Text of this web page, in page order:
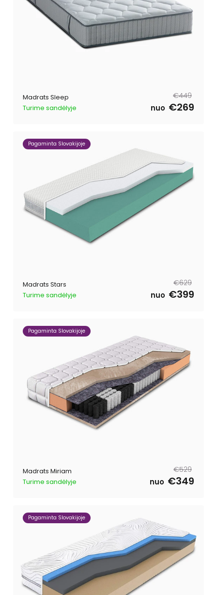
Madrats Sleep
Turime sandėlyje
Tavahind
€449
Müügihind
nuo €269
Pagaminta Slovakijoje
Madrats Stars
Turime sandėlyje
Tavahind
€629
Müügihind
nuo €399
Pagaminta Slovakijoje
Madrats Miriam
Turime sandėlyje
Tavahind
€529
Müügihind
nuo €349
Pagaminta Slovakijoje